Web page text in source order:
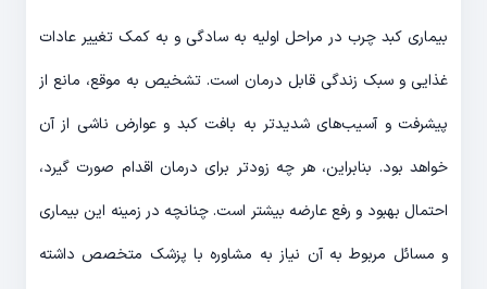
بیماری کبد چرب در مراحل اولیه به سادگی و به کمک تغییر عادات
غذایی و سبک زندگی قابل درمان است. تشخیص به موقع، مانع از
پیشرفت و آسیب­‌های شدیدتر به بافت کبد و عوارض ناشی از آن
خواهد بود. بنابراین، هر چه زودتر برای درمان اقدام صورت گیرد،
احتمال بهبود و رفع عارضه بیشتر است. چنان­چه در زمینه این بیماری
و مسائل مربوط به آن نیاز به مشاوره با پزشک متخصص داشته